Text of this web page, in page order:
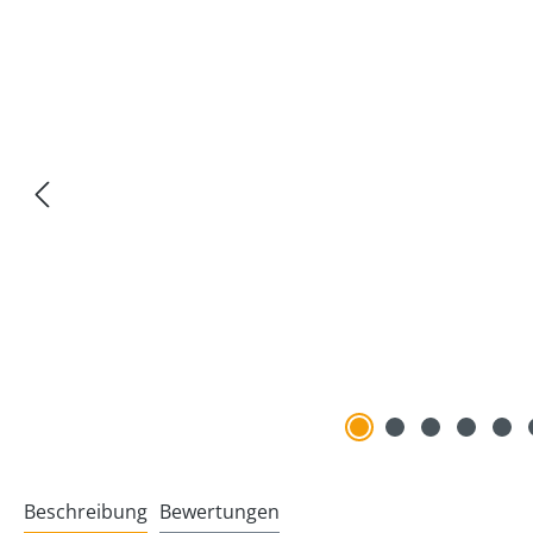
Beschreibung Bewertungen